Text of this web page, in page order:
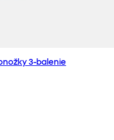
3-balenie